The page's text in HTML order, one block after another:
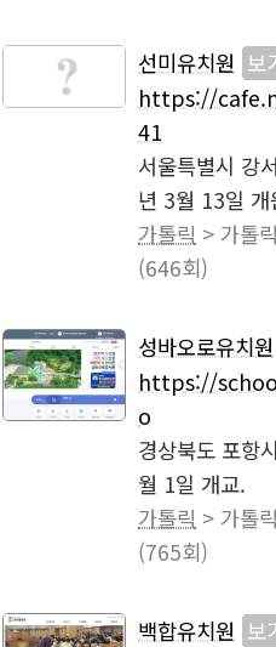
선미유치원 보
https://
41
서울특별시 강
년 3월 13일 개
가톨릭 > 가톨
(646회)
성바오로유치원
https://
o
경상북도 포항
월 1일 개교.
가톨릭 > 가톨
(765회)
백합유치원 보